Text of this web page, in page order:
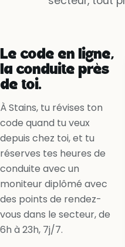
Oui, la voie
Oui, en
Le code en ligne,
la conduite près
de toi.
À Stains, tu révises ton
code quand tu veux
depuis chez toi, et tu
réserves tes heures de
conduite avec un
moniteur diplômé avec
des points de rendez-
vous dans le secteur, de
6h à 23h, 7j/7.